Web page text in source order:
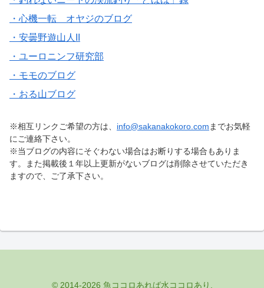
・心機一転 オヤジのブログ
・安曇野遊山人II
・ユーロニンフ研究部
・モモのブログ
・おる山ブログ
※相互リンクご希望の方は、 info@sakanakokoro.com までお気軽
にご連絡下さい。
※当ブログの内容にそぐわない場合はお断りする場合もありま
す。また掲載後１年以上更新がないブログは削除させていただき
ますので、ご了承下さい。
© 2014-2026 魚ココロあれば水ココロあり.